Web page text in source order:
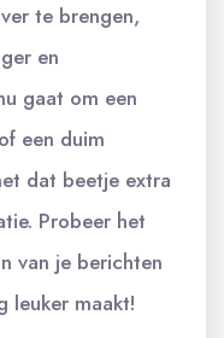
te brengen,
en
gaat om een
een duim
dat beetje extra
Probeer het
van je berichten
leuker maakt!